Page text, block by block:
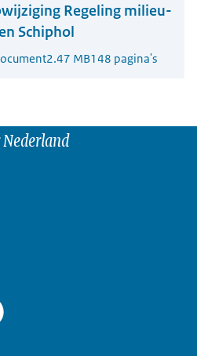
Regeling milieu-
Schiphol
2.47 MB148 pagina's